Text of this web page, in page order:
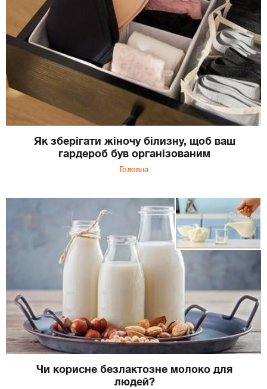
Як зберігати жіночу білизну, щоб ваш
гардероб був організованим
Головна
Чи корисне безлактозне молоко для
людей?